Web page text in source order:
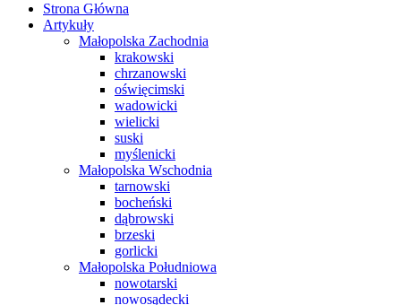
Strona Główna
Artykuły
Małopolska Zachodnia
krakowski
chrzanowski
oświęcimski
wadowicki
wielicki
suski
myślenicki
Małopolska Wschodnia
tarnowski
bocheński
dąbrowski
brzeski
gorlicki
Małopolska Południowa
nowotarski
nowosądecki